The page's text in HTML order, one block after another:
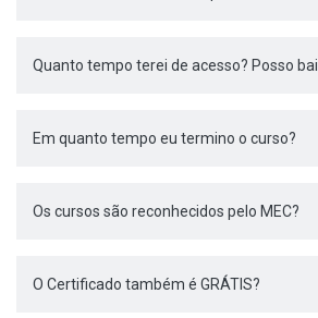
Quanto tempo terei de acesso? Posso
Em quanto tempo eu termino o curso?
Os cursos são reconhecidos pelo MEC?
O Certificado também é GRÁTIS?